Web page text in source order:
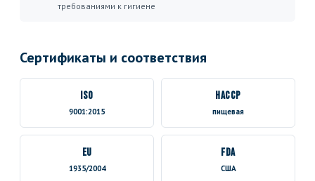
требованиями к гигиене
Сертификаты и соответствия
ISO
9001:2015
HACCP
пищевая
EU
1935/2004
FDA
США